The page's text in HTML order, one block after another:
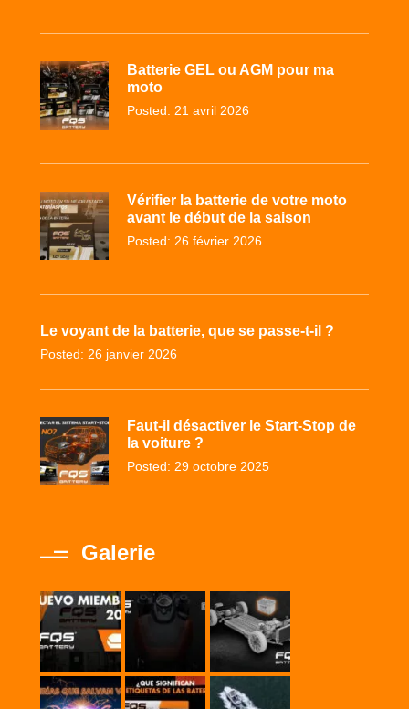
Batterie GEL ou AGM pour ma
moto
Posted: 21 avril 2026
Vérifier la batterie de votre moto
avant le début de la saison
Posted: 26 février 2026
Le voyant de la batterie, que se passe-t-il ?
Posted: 26 janvier 2026
Faut-il désactiver le Start-Stop de
la voiture ?
Posted: 29 octobre 2025
Galerie